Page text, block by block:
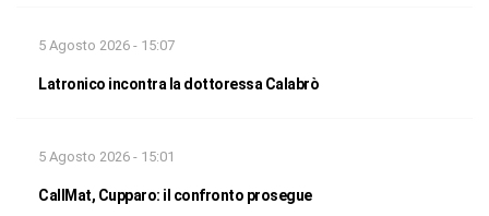
5 Agosto 2026 - 15:07
Latronico incontra la dottoressa Calabrò
5 Agosto 2026 - 15:01
CallMat, Cupparo: il confronto prosegue